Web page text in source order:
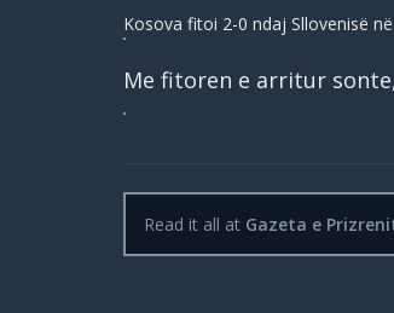
Kosova fitoi 2-0 ndaj Sllovenisë
Me fitoren e arritur
Read it all at Gazeta e